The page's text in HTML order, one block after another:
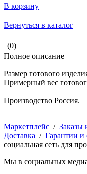
В корзину
Вернуться в каталог
(0)
Полное описание
Размер готового
Примерный вес
Производство Россия.
Маркетплейс /
Доставка / Гарантии и
социальная сеть для
Мы в социальных